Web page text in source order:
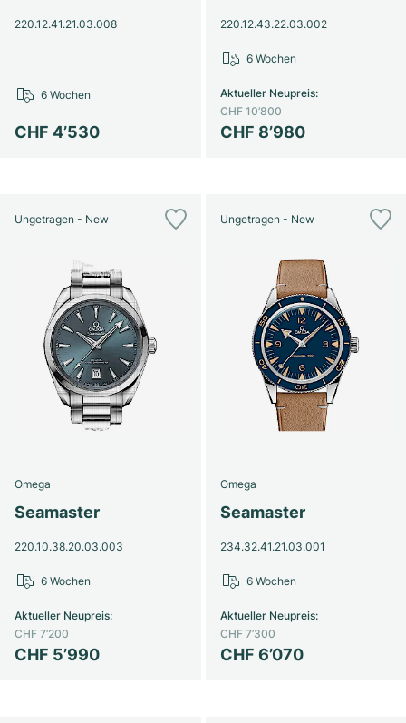
220.12.41.21.03.008
CHF 4’530
6 Wochen
220.12.43.22.03.002
CHF 8’980
Aktueller Neupreis:
CHF 10’800
6 Wochen
Ungetragen - New
Omega
Seamaster
220.10.38.20.03.003
CHF 5’990
Aktueller Neupreis:
CHF 7’200
6 Wochen
Ungetragen - New
Omega
Seamaster
234.32.41.21.03.001
CHF 6’070
Aktueller Neupreis:
CHF 7’300
6 Wochen